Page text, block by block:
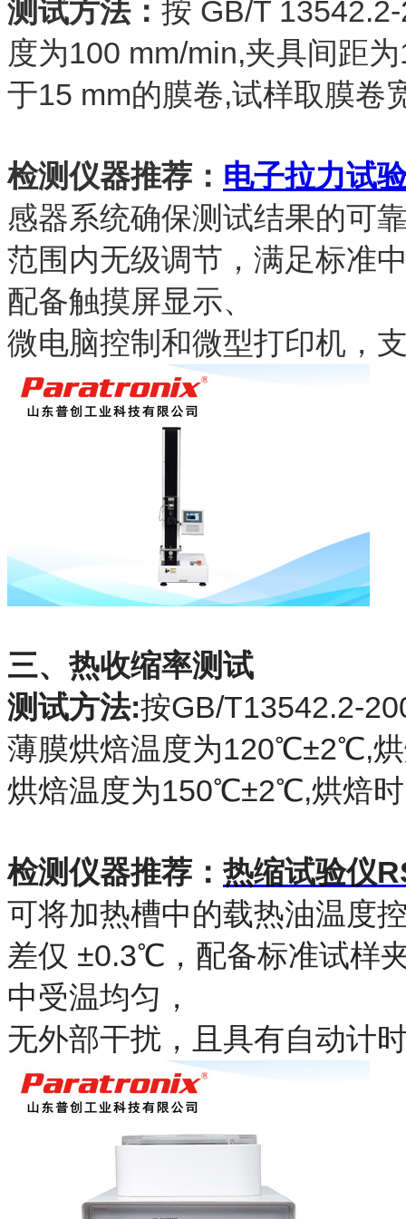
测试方法： 按 GB/T
度为100 mm/min,夹具间距
于15 mm的膜卷,试样取膜卷
检测仪器推荐： 电子拉力试
感器系统确保测试结果的可
范围内无级调节，满足标准
配备触摸屏显示、
微电脑控制和微型打印机，
三、热收缩率测试
测试方法:按GB/T13542.2-
薄膜烘焙温度为120℃±2℃,
烘焙温度为150℃±2℃,烘焙
检测仪器推荐： 热缩试验仪
可将加热槽中的载热油温度
差仅 ±0.3℃，配备标准试样
中受温均匀，
无外部干扰，且具有自动计